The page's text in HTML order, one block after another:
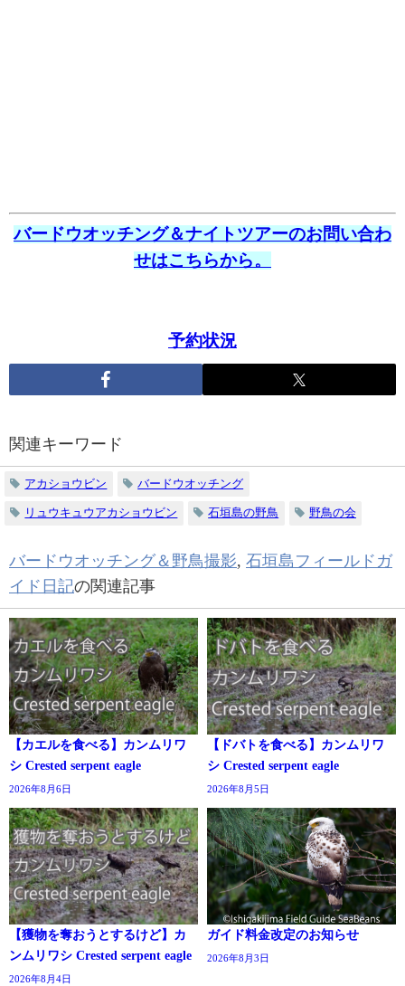
バードウオッチング＆ナイトツアーのお問い合わ
せはこちらから。
予約状況
関連キーワード
アカショウビン バードウオッチング
リュウキュウアカショウビン 石垣島の野鳥 野鳥の会
バードウオッチング＆野鳥撮影, 石垣島フィールドガ
イド日記の関連記事
【カエルを食べる】カンムリワ
シ Crested serpent eagle
2026年8月6日
【ドバトを食べる】カンムリワ
シ Crested serpent eagle
2026年8月5日
【獲物を奪おうとするけど】カ
ンムリワシ Crested serpent eagle
2026年8月4日
ガイド料金改定のお知らせ
2026年8月3日